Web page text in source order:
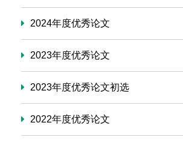
2024年度优秀论文
2023年度优秀论文
2023年度优秀论文初选
2022年度优秀论文